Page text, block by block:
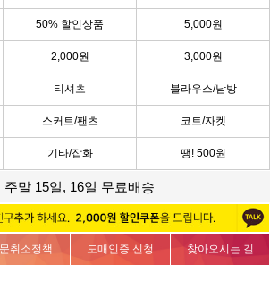
50% 할인상품 5,000원
2,000원 3,000원
티셔츠 블라우스/남방
스커트/팬츠 코트/자켓
기타/잡화 땡! 500원
주말 15일, 16일 무료배송
취소정책 도매인증 신청 찾아오시는 길